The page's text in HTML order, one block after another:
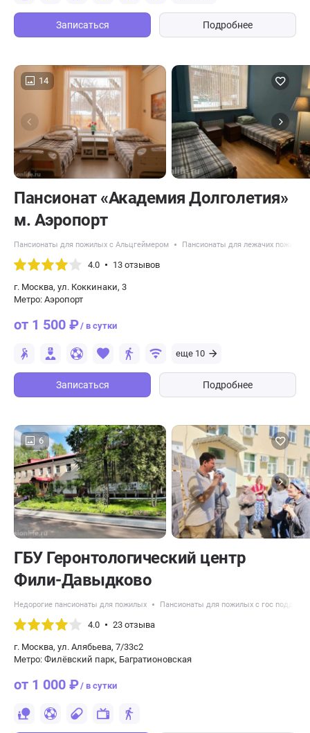
Записаться Подробнее
14
Пансионат «Академия Долголетия»
м. Аэропорт
Пансионаты для пожилых с Альцгеймером Пансионаты для лежачих
4.0 13 отзывов
г. Москва, ул. Коккинаки, 3
Метро: Аэропорт
от 1 500 ₽/ в сутки
еще 10
Записаться Подробнее
6
ГБУ Геронтологический центр
Фили-Давыдково
Недорогие пансионаты для пожилых Пансионаты для пожилых с гос
4.0 23 отзыва
г. Москва, ул. Алябьева, 7/33с2
Метро: Филёвский парк, Багратионовская
от 1 000 ₽/ в сутки